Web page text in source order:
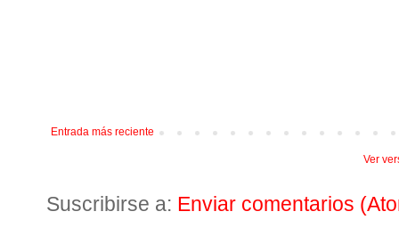
Entrada más reciente
Ver
Suscribirse a: Enviar comentarios